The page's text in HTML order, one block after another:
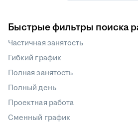
Быстрые фильтры поиска
Частичная занятость
Гибкий график
Полная занятость
Полный день
Проектная работа
Сменный график